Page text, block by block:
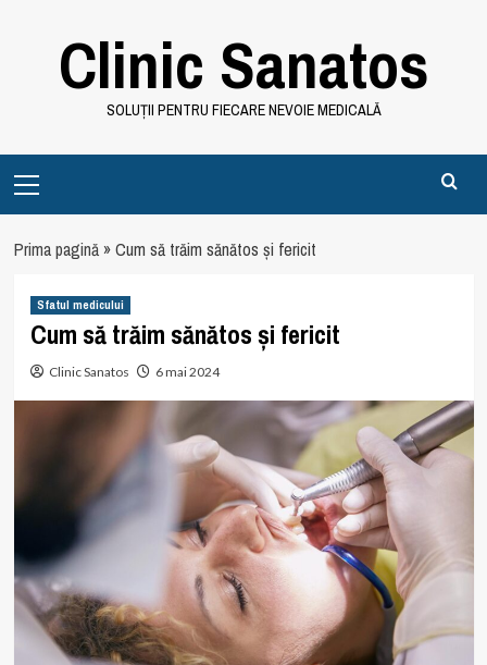
Clinic Sanatos
SOLUȚII PENTRU FIECARE NEVOIE MEDICALĂ
Menu
Prima pagină»Cum să trăim sănătos și fericit
Sfatul medicului
Cum să trăim sănătos și fericit
Clinic Sanatos 6 mai 2024